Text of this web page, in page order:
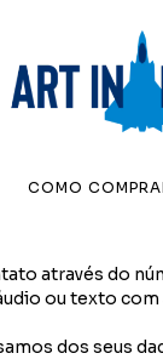
COMO
através do
ou texto
dos seus